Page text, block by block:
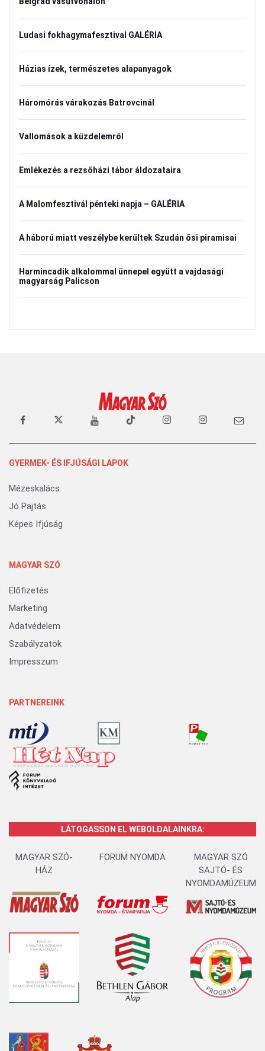
Ludasi fokhagymafesztival GALÉRIA
Házias ízek, természetes alapanyagok
Háromórás várakozás Batrovcinál
Vallomások a küzdelemről
Emlékezés a rezsőházi tábor áldozataira
A Malomfesztivál pénteki napja – GALÉRIA
A háború miatt veszélybe kerültek Szudán ősi piramisai
Harmincadik alkalommal ünnepel együtt a vajdasági
magyarság Palicson
GYERMEK- ÉS IFJÚSÁGI LAPOK
Mézeskalács
Jó Pajtás
Képes Ifjúság
MAGYAR SZÓ
Előfizetés
Marketing
Adatvédelem
Szabályzatok
Impresszum
PARTNEREINK
LÁTOGASSON EL WEBOLDALAINKRA:
MAGYAR SZÓ-
HÁZ
FORUM NYOMDA
MAGYAR SZÓ
SAJTÓ- ÉS
NYOMDAMÚZEUM